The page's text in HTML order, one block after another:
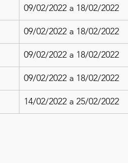
09/02/2022 a 18/02/2022
09/02/2022 a 18/02/2022
09/02/2022 a 18/02/2022
09/02/2022 a 18/02/2022
14/02/2022 a 25/02/2022